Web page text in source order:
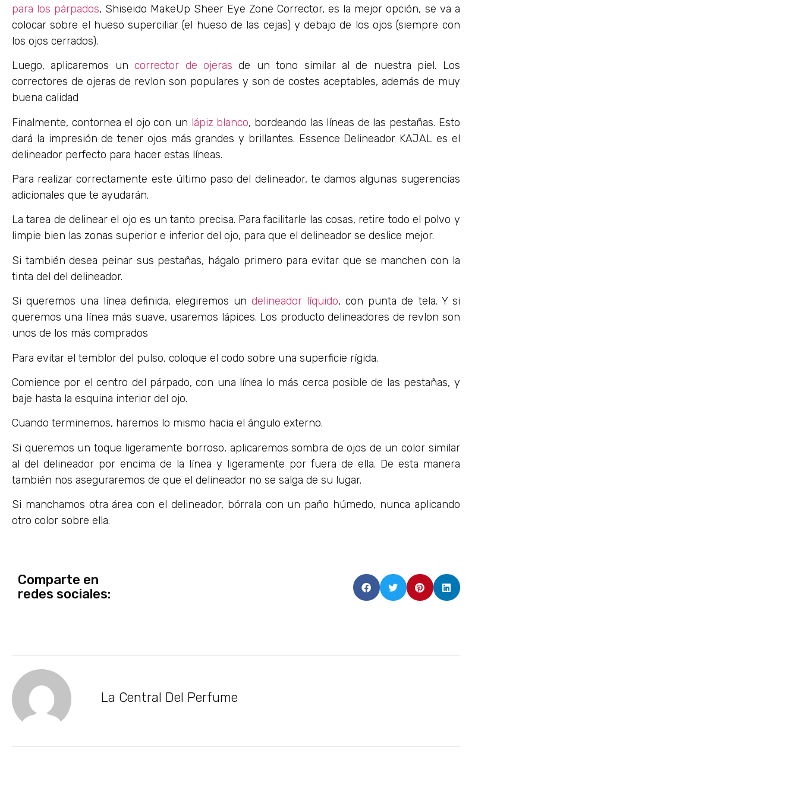
para los párpados, Shiseido MakeUp Sheer Eye Zone Corrector, es la mejor opción, se va a
colocar sobre el hueso superciliar (el hueso de las cejas) y debajo de los ojos (siempre con
los ojos cerrados).
Luego, aplicaremos uncorrector de ojeras de un tono similar al de nuestra piel. Los
correctores de ojeras de revlon son populares y son de costes aceptables, además de muy
buena calidad
Finalmente, contornea el ojo con un lápiz blanco, bordeando las líneas de las pestañas. Esto
dará la impresión de tener ojos más grandes y brillantes. Essence Delineador KAJAL es el
delineador perfecto para hacer estas líneas.
Para realizar correctamente este último paso del delineador, te damos algunas sugerencias
adicionales que te ayudarán.
La tarea de delinear el ojo es un tanto precisa. Para facilitarle las cosas, retire todo el polvo y
limpie bien las zonas superior e inferior del ojo, para que el delineador se deslice mejor.
Si también desea peinar sus pestañas, hágalo primero para evitar que se manchen con la
tinta del del delineador.
Si queremos una línea definida, elegiremos undelineador líquido, con punta de tela. Y si
queremos una línea más suave, usaremos lápices. Los producto delineadores de revlon son
unos de los más comprados
Para evitar el temblor del pulso, coloque el codo sobre una superficie rígida.
Comience por el centro del párpado, con una línea lo más cerca posible de las pestañas, y
baje hasta la esquina interior del ojo.
Cuando terminemos, haremos lo mismo hacia el ángulo externo.
Si queremos un toque ligeramente borroso, aplicaremos sombra de ojos de un color similar
al del delineador por encima de la línea y ligeramente por fuera de ella. De esta manera
también nos aseguraremos de que el delineador no se salga de su lugar.
Si manchamos otra área con el delineador, bórrala con un paño húmedo, nunca aplicando
otro color sobre ella.
Comparte en
redes sociales:
La Central Del Perfume